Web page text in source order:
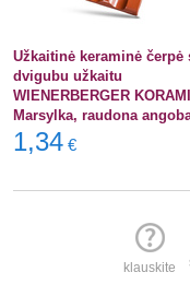
Užkaitinė keraminė čerpė
dvigubu užkaitu
WIENERBERGER
Marsylka, raudona
1,34 €
klauskite